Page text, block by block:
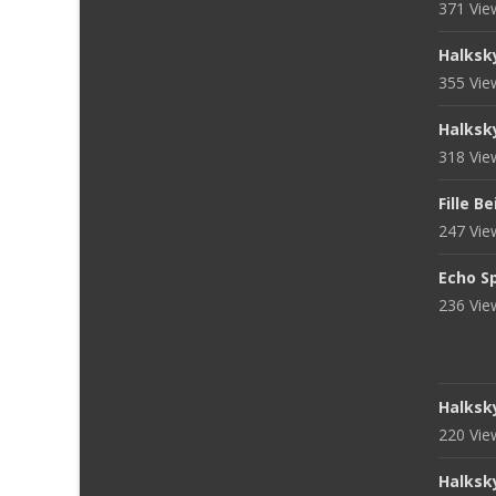
371
355
318
Fille
247
Echo
236
220